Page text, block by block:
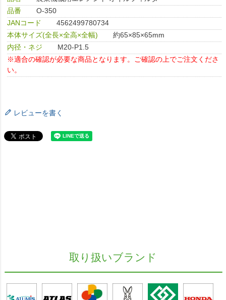
品番
O-350
JANコード
4562499780734
本体サイズ(全長×全高×全幅)
約65×85×65mm
内径・ネジ
M20-P1.5
※適合の確認が必要な商品となります。ご確認の上でご注文くださ
い。
レビューを書く
取り扱いブランド